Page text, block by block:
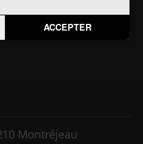
ACCEPTER
Montréjeau